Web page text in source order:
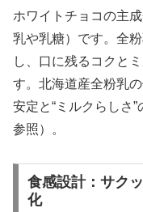
ホワイトチョコの主
乳や乳糖）です。全
し、口に残るコクと
す。北海道産全粉乳
安定と“ミルクらしさ
参照）。
食感設計：サク
化